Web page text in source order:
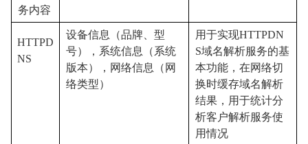
务内容
HTTPD
NS
设备信息（品牌、型
号）
， 系统信息（系统
版本）
， 网络信息（网
络类型）
用于实现HTTPDN
S域名解析服务的基
本功能，在网络切
换时缓存域名解析
结果，用于统计分
析客户解析服务使
用情况